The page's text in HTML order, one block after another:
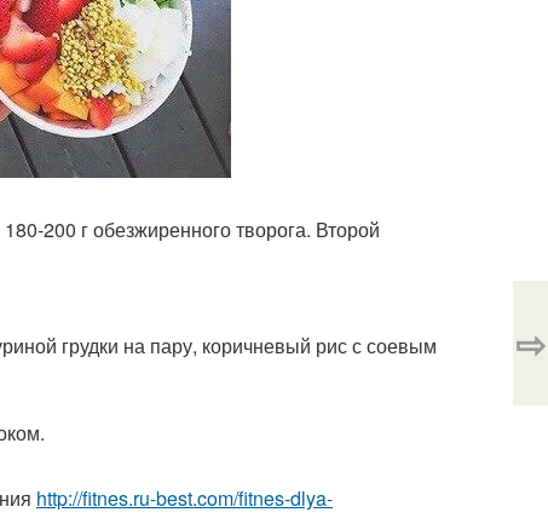
200 г обезжиренного творога. Второй
грудки на пару, коричневый рис с соевым
http://fitnes.ru-best.com/fitnes-dlya-
⇨